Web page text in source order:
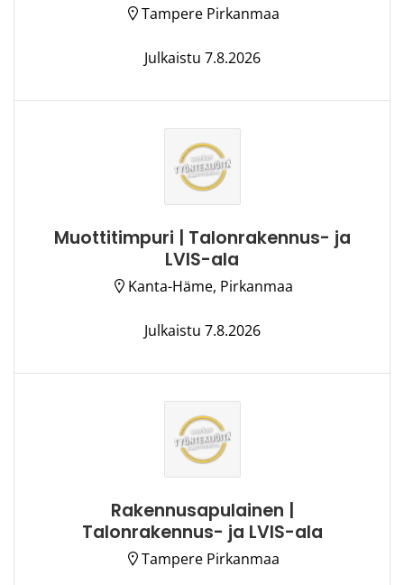
Tampere Pirkanmaa
Julkaistu 7.8.2026
Muottitimpuri | Talonrakennus- ja
LVIS-ala
Kanta-Häme, Pirkanmaa
Julkaistu 7.8.2026
Rakennusapulainen |
Talonrakennus- ja LVIS-ala
Tampere Pirkanmaa